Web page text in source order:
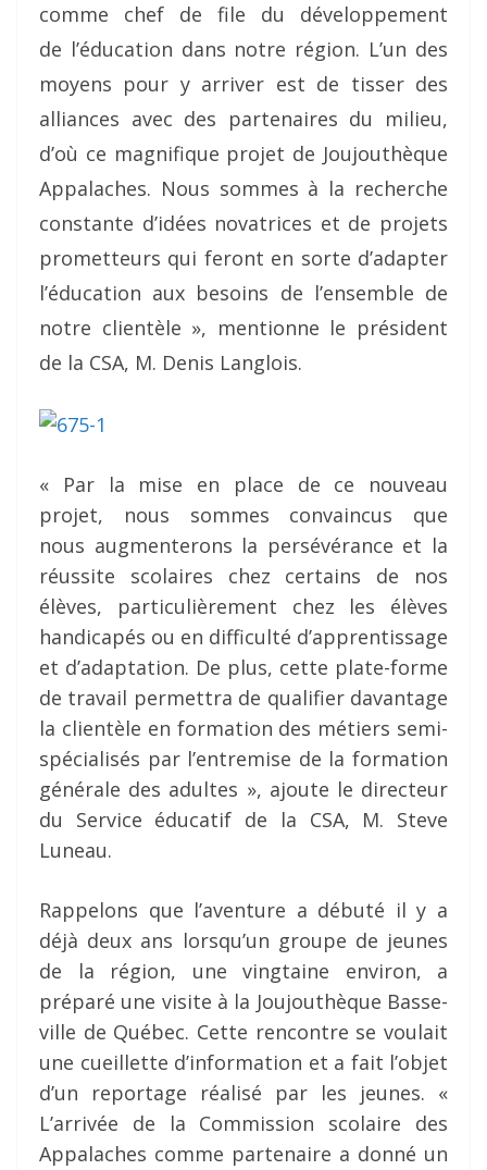
comme chef de file du développement
de l’éducation dans notre région. L’un des
moyens pour y arriver est de tisser des
alliances avec des partenaires du milieu,
d’où ce magnifique projet de Joujouthèque
Appalaches. Nous sommes à la recherche
constante d’idées novatrices et de projets
prometteurs qui feront en sorte d’adapter
l’éducation aux besoins de l’ensemble de
notre clientèle », mentionne le président
de la CSA, M. Denis Langlois.
« Par la mise en place de ce nouveau
projet, nous sommes convaincus que
nous augmenterons la persévérance et la
réussite scolaires chez certains de nos
élèves, particulièrement chez les élèves
handicapés ou en difficulté d’apprentissage
et d’adaptation. De plus, cette plate-forme
de travail permettra de qualifier davantage
la clientèle en formation des métiers semi-
spécialisés par l’entremise de la formation
générale des adultes », ajoute le directeur
du Service éducatif de la CSA, M. Steve
Luneau.
Rappelons que l’aventure a débuté il y a
déjà deux ans lorsqu’un groupe de jeunes
de la région, une vingtaine environ, a
préparé une visite à la Joujouthèque Basse-
ville de Québec. Cette rencontre se voulait
une cueillette d’information et a fait l’objet
d’un reportage réalisé par les jeunes. «
L’arrivée de la Commission scolaire des
Appalaches comme partenaire a donné un